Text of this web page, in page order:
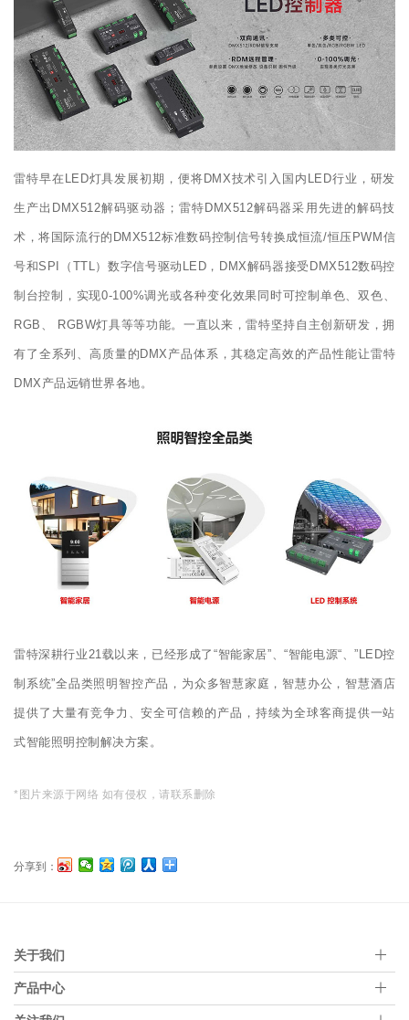
雷特早在LED灯具发展初期，便将DMX技术引入国内LED行业，研发
生产出DMX512解码驱动器；雷特DMX512解码器采用先进的解码技
术，将国际流行的DMX512标准数码控制信号转换成恒流/恒压PWM信
号和SPI（TTL）数字信号驱动LED，DMX解码器接受DMX512数码控
制台控制，实现0-100%调光或各种变化效果同时可控制单色、双色、
RGB、 RGBW灯具等等功能。一直以来，雷特坚持自主创新研发，拥
有了全系列、高质量的DMX产品体系，其稳定高效的产品性能让雷特
DMX产品远销世界各地。
雷特深耕行业21载以来，已经形成了“智能家居”、“智能电源“、”LED控
制系统”全品类照明智控产品，为众多智慧家庭，智慧办公，智慧酒店
提供了大量有竞争力、安全可信赖的产品，持续为全球客商提供一站
式智能照明控制解决方案。
*图片来源于网络 如有侵权，请联系删除
分享到：
关于我们
产品中心